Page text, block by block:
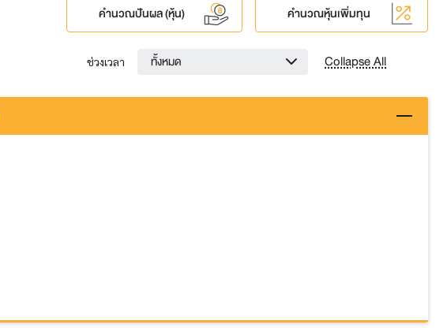
คำนวณปันผล (หุ้น) คำนวณหุ้นเพิ่มทุน
ช่วงเวลา ทั้งหมด Collapse All